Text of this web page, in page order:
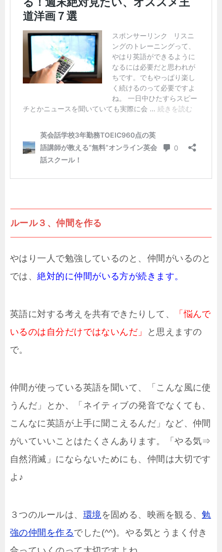
ルール３、仲間を作る
やはり一人で勉強しているのと、仲間がいるのと
では、絶対的に仲間がいる方が続きます。
英語に対する考えを共有できたりして、
「悩んで
いるのは自分だけではないんだ」
と思えますの
で。
仲間が使っている英語を聞いて、「こんな風に使
うんだ」とか、「ネイティブの発音でなくても、
こんなに英語が上手に聞こえるんだ」など、仲間
がいていいことはたくさんあります。「やる気⇒
自然消滅」にならないためにも、仲間は大切です
よ♪
３つのルールは、 環境を固める、映画を観る、勉
強の仲間を作るでした(^^)。やる気とうまく付き